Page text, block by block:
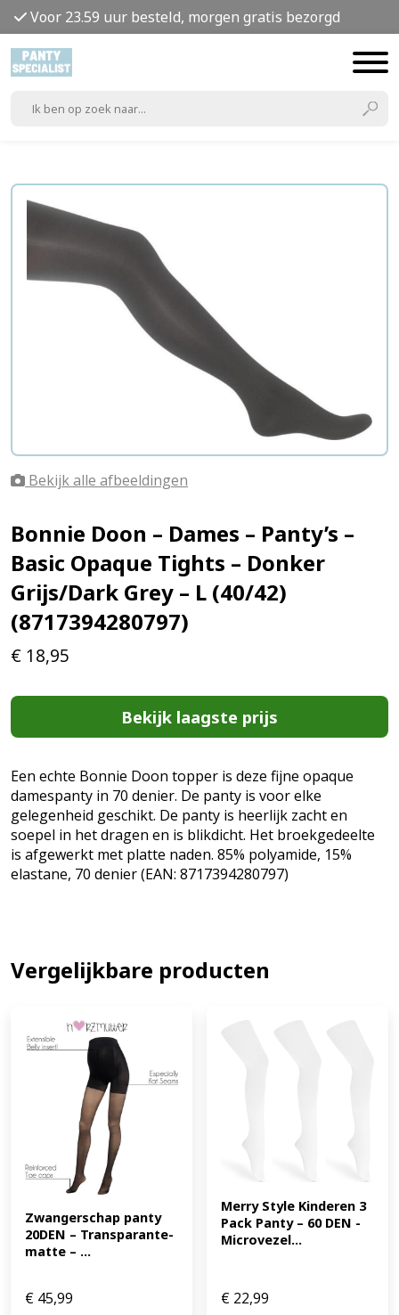
Voor 23.59 uur besteld, morgen gratis bezorgd
Bekijk alle afbeeldingen
Bonnie Doon – Dames – Panty’s –
Basic Opaque Tights – Donker
Grijs/Dark Grey – L (40/42)
(8717394280797)
€ 18,95
Bekijk laagste prijs
Een echte Bonnie Doon topper is deze fijne opaque
damespanty in 70 denier. De panty is voor elke
gelegenheid geschikt. De panty is heerlijk zacht en
soepel in het dragen en is blikdicht. Het broekgedeelte
is afgewerkt met platte naden. 85% polyamide, 15%
elastane, 70 denier (EAN: 8717394280797)
Vergelijkbare producten
Zwangerschap panty
20DEN – Transparante-
matte – ...
€ 45,99
Merry Style Kinderen 3
Pack Panty – 60 DEN -
Microvezel...
€ 22,99